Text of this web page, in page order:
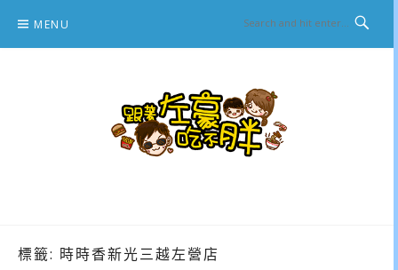
content
MENU
標籤: 時時香新光三越左營店